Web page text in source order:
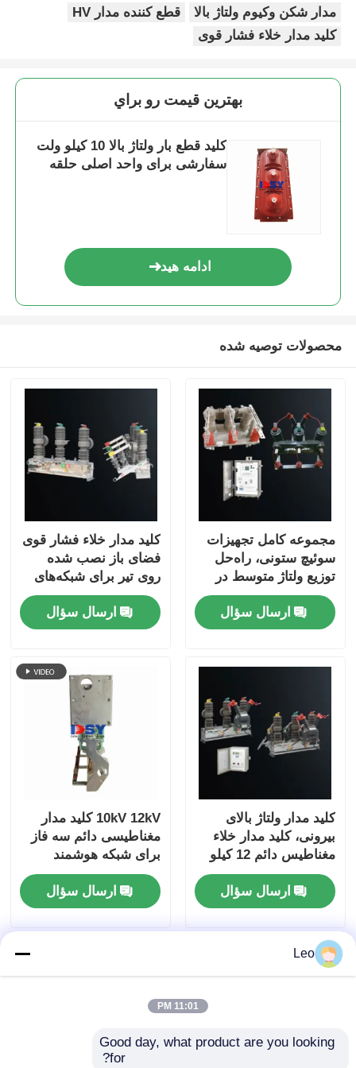
درخواست نقل قول
قطعات ولتاژ متوسط
تجهیزات کلیدزنی عایق‌شده با هوا
کلیدهای شبکه حلقوی
جعبه انشعاب کابل
تجهیزات کلیدزنی محصور در فلز
کلید بار خلاء
قطع کننده ولتاژ بالا
جعبه توزیع ولتاژ پایین
مدار شکن وکیوم ولتاژ بالا
قطع کننده مدار HV
کلید مدار خلاء فشار قوی
بهترين قيمت رو براي
کلید قطع بار ولتاژ بالا 10 کیلو ولت
سفارشی برای واحد اصلی حلقه
ادامه هید
محصولات توصیه شده
مجموعه کامل تجهیزات
سوئیچ ستونی، راه‌حل
توزیع ولتاژ متوسط ​​در
فضای باز
ارسال سؤال
کلید مدار خلاء فشار قوی
فضای باز نصب شده
روی تیر برای شبکه‌های
توزیع 12 کیلوولت
ارسال سؤال
کلید مدار ولتاژ بالای
بیرونی، کلید مدار خلاء
مغناطیس دائم 12 کیلو
ولت
ارسال سؤال
10kV 12kV کلید مدار
مغناطیسی دائم سه فاز
برای شبکه هوشمند
ارسال سؤال
Leo
11:01 PM
Good day, what product are you looking
for?